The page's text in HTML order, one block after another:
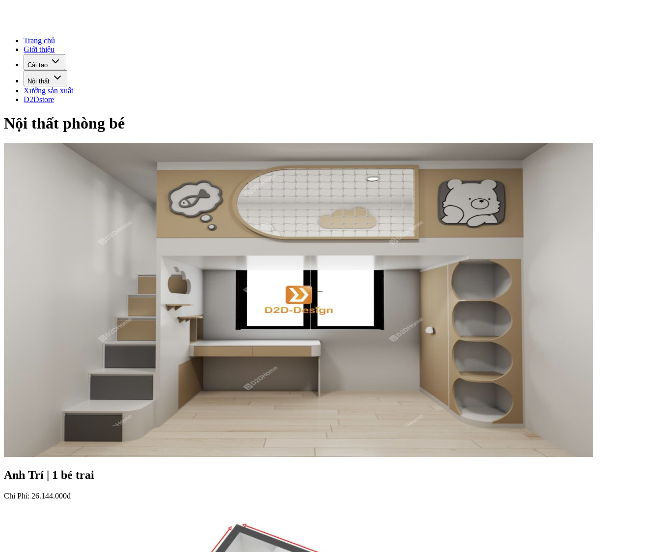
Trang chủ
Giới thiệu
Cải tạo
Nội thất
Xưởng sản xuất
D2Dstore
Nội thất phòng bé
Anh Trí | 1 bé trai
Chi Phí: 26.144.000đ